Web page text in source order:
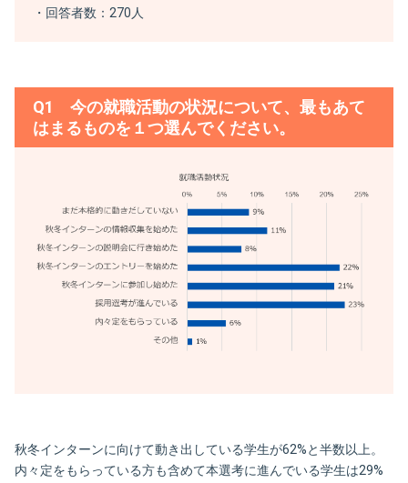
・回答者数：270人
Q1 今の就職活動の状況について、最もあて
はまるものを１つ選んでください。
秋冬インターンに向けて動き出している学生が62%と半数以上。
内々定をもらっている方も含めて本選考に進んでいる学生は29%